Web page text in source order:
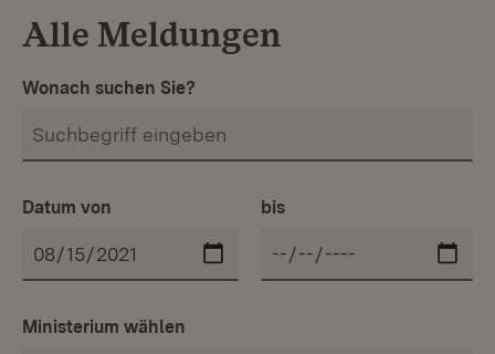
Alle Meldungen
Wonach suchen Sie?
Datum von bis
Ministerium wählen